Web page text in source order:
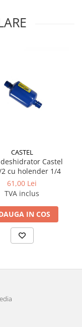
CASTEL
Castel
2 cu holender 1/4
61,00 Lei
TVA inclus
IN COS